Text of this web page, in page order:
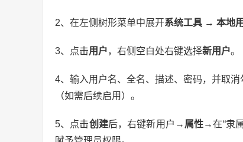
2、在左侧树形菜单中展开系统工具 → 本地
3、点击用户，右侧空白处右键选择新用户。
4、输入用户名、全名、描述、密码，并取消
（如需后续启用）。
5、点击创建后，右键新用户→ 属性→在“隶